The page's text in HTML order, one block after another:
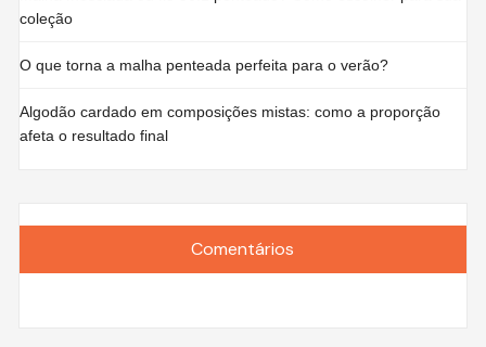
coleção
O que torna a malha penteada perfeita para o verão?
Algodão cardado em composições mistas: como a proporção
afeta o resultado final
Comentários